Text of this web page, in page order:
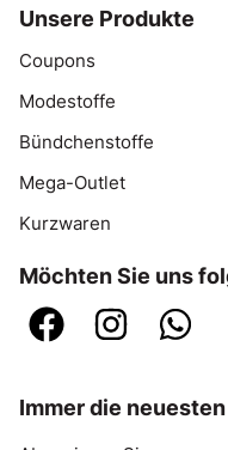
Unsere Produkte
Coupons
Modestoffe
Bündchenstoffe
Mega-Outlet
Kurzwaren
Möchten Sie uns
Immer die